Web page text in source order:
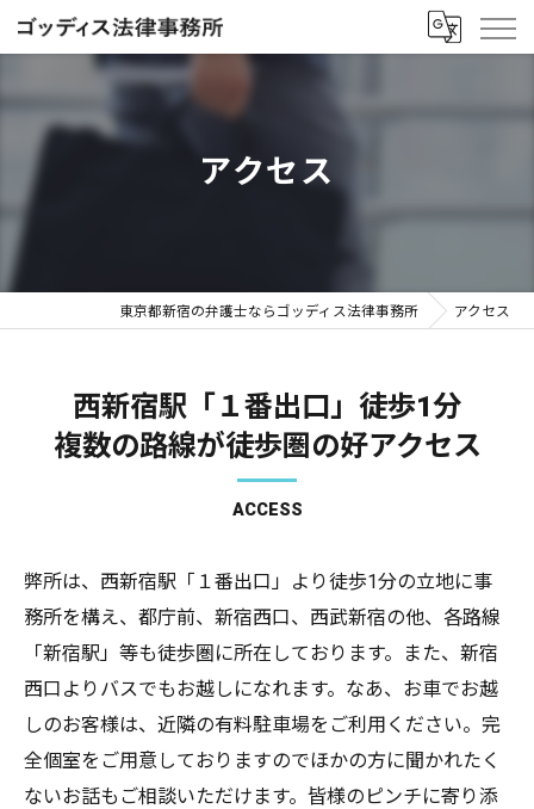
アクセス
東京都新宿の弁護士ならゴッディス法律事務所 アクセス
西新宿駅「１番出口」徒歩1分
複数の路線が徒歩圏の好アクセス
ACCESS
弊所は、西新宿駅「１番出口」より徒歩1分の立地に事
務所を構え、都庁前、新宿西口、西武新宿の他、各路線
「新宿駅」等も徒歩圏に所在しております。また、新宿
西口よりバスでもお越しになれます。なあ、お車でお越
しのお客様は、近隣の有料駐車場をご利用ください。完
全個室をご用意しておりますのでほかの方に聞かれたく
ないお話もご相談いただけます。皆様のピンチに寄り添